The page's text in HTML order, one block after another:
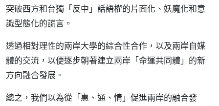
突破西方和台獨「反中」話語權的片面化、妖魔化和意
識型態化的謊言。
透過相對理性的兩岸大學的綜合性合作，以及兩岸自媒
體的交流，以便逐步朝著建立兩岸「命運共同體」的新
方向融合發展。
總之，我們以為從「惠、通、情」促進兩岸的融合發